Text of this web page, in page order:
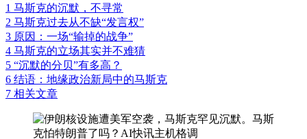
1 马斯克的沉默，不寻常
2 马斯克过去从不缺“发言权”
3 原因：一场“输掉的战争”
4 马斯克的立场其实并不难猜
5 “沉默的分贝”有多高？
6 结语：地缘政治新局中的马斯克
7 相关文章